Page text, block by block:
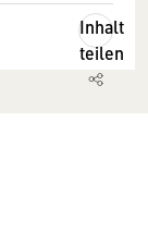
Inhalt
teilen